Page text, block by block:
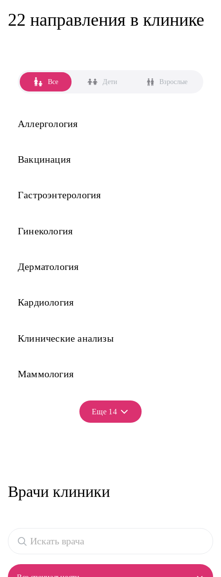
22 направления в клинике
Все Дети Взрослые
Аллергология
Вакцинация
Гастроэнтерология
Гинекология
Дерматология
Кардиология
Клинические анализы
Маммология
Еще 14
Врачи клиники